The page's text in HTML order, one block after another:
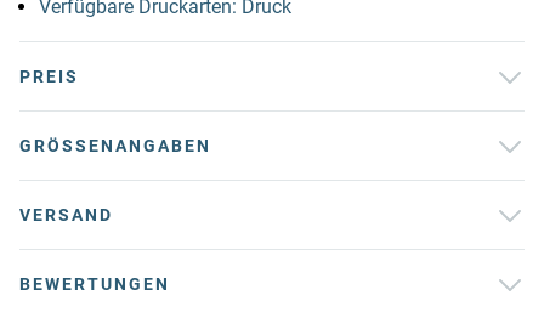
Verfügbare Druckarten: Druck
PREIS
GRÖSSENANGABEN
VERSAND
BEWERTUNGEN